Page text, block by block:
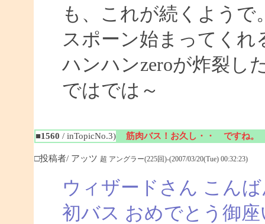
も、これが続くようで
スポーン始まってく
ハンハンzeroが炸裂し
ではでは～
■1560 / inTopicNo.3) 筋肉バス！お久し・・ ですね。
□投稿者/ アッツ 超 アングラー(225回)-(2007/03/20(Tue) 00:32:23)
ウィザードさん こん
初バス おめでとう御